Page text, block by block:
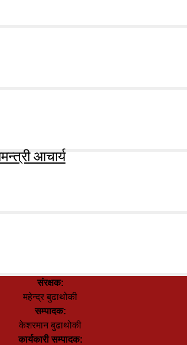
आचार्य
संरक्षक:
महेन्द्र बुढाथोकी
सम्पादक:
केशरमान बुढाथोकी
कार्यकारी सम्पादक: